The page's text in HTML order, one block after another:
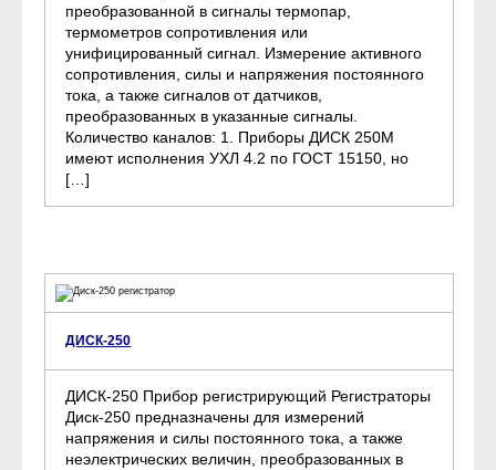
преобразованной в сигналы термопар,
термометров сопротивления или
унифицированный сигнал. Измерение активного
сопротивления, силы и напряжения постоянного
тока, а также сигналов от датчиков,
преобразованных в указанные сигналы.
Количество каналов: 1. Приборы ДИСК 250М
имеют исполнения УХЛ 4.2 по ГОСТ 15150, но
[…]
ДИСК-250
ДИСК-250 Прибор регистрирующий Регистраторы
Диск-250 предназначены для измерений
напряжения и силы постоянного тока, а также
неэлектрических величин, преобразованных в